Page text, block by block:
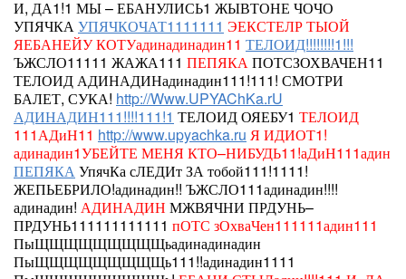
И, ДА1!1 МЫ – ЕБАНУЛИСЬ1 ЖЫВТОНЕ ЧОЧО
УПЯЧКАУПЯЧКОЧАТ1111111 ЭЕКСТЕЛР ТЫОЙ
ЯЕБАНЕЙУ КОТУадинадинадин11 ТЕЛОИД!!!!!!!!1!!!
ЪЖСЛО11111 ЖАЖА111 ПЕПЯКАПОТСЗОХВАЧЕН11
ТЕЛОИД АДИНАДИНадинадин111!111! СМОТРИ
БАЛЕТ, СУКА! http://Www.UPYAChKa.rU
АДИНАДИН111!!!!111!1 ТЕЛОИДОЯЕБУ1 ТЕЛОИД
111АДиН11 http://www.upyachka.ru Я ИДИОТ1!
адинадин1УБЕЙТЕ МЕНЯ КТО–НИБУДЬ11!аДиН111адин
ПЕПЯКАУпячКа сЛЕДИт ЗА тобой111!1111!
ЖЕПЬЕБРИЛО!адинадин!! ЪЖСЛО111адинадин!!!!
адинадин! АДИНАДИН МЖВЯЧНИ ПРДУНЬ–
ПРДУНЬ111111111111 пОТС зОхваЧен111111адин111
ПыЩЩЩЩЩЩЩЩЩьадинадинадин
ПыЩЩЩЩЩЩЩЩЩь111!!адинадин1111